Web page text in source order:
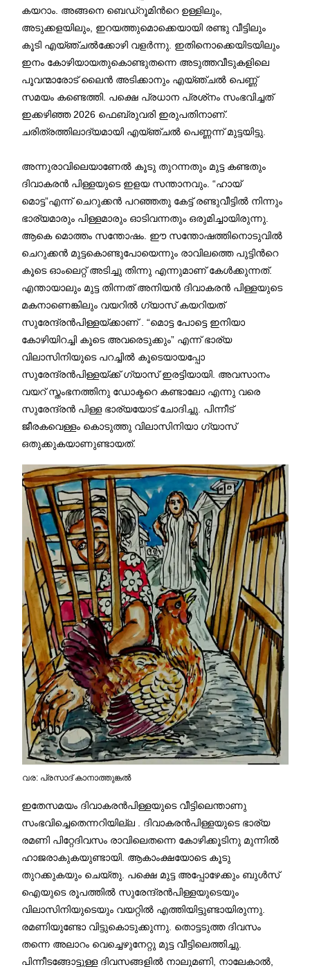
കയറാം. അങ്ങനെ ബെഡ്‌റൂമിന്‍റെ ഉള്ളിലും,
അടുക്കളയിലും, ഇറയത്തുമൊക്കെയായി രണ്ടു വീട്ടിലും
കൂടി എയ്‌ഞ്ചൽക്കോഴി വളർന്നു. ഇതിനൊക്കെയിടയിലും
ഇനം കോഴിയായതുകൊണ്ടുതന്നെ അടുത്തവീടുകളിലെ
പൂവന്മാരോട് ലൈൻ അടിക്കാനും എയ്ഞ്ചൽ പെണ്ണ്
സമയം കണ്ടെത്തി. പക്ഷെ പ്രധാന പ്രശ്‍നം സംഭവിച്ചത്
ഇക്കഴിഞ്ഞ 2026 ഫെബ്രുവരി ഇരുപതിനാണ്.
ചരിത്രത്തിലാദ്യമായി എയ്‌ഞ്ചൽ പെണ്ണന്ന് മുട്ടയിട്ടു.
അന്നുരാവിലെയാണേൽ കൂടു തുറന്നതും മുട്ട കണ്ടതും
ദിവാകരൻ പിള്ളയുടെ ഇളയ സന്താനവും. “ഹായ്
മൊട്ട”എന്ന് ചെറുക്കൻ പറഞ്ഞതു കേട്ട് രണ്ടുവീട്ടിൽ നിന്നും
ഭാര്യമാരും പിള്ളമാരും ഓടിവന്നതും ഒരുമിച്ചായിരുന്നു.
ആകെ മൊത്തം സന്തോഷം. ഈ സന്തോഷത്തിനൊടുവിൽ
ചെറുക്കൻ മുട്ടകൊണ്ടുപോയെന്നും രാവിലത്തെ പുട്ടിന്‍റെ
കൂടെ ഓംലെറ്റ് അടിച്ചു തിന്നു എന്നുമാണ് കേൾക്കുന്നത്.
എന്തായാലും മുട്ട തിന്നത് അനിയൻ ദിവാകരൻ പിള്ളയുടെ
മകനാണെങ്കിലും വയറിൽ ഗ്യാസ് കയറിയത്
സുരേന്ദ്രൻപിള്ളയ്ക്കാണ് . “മൊട്ട പോട്ടെ ഇനിയാ
കോഴിയിറച്ചി കൂടെ അവരെടുക്കും” എന്ന് ഭാര്യ
വിലാസിനിയുടെ പറച്ചിൽ കൂടെയായപ്പോ
സുരേന്ദ്രൻപിള്ളയ്ക്ക് ഗ്യാസ് ഇരട്ടിയായി. അവസാനം
വയറ് സ്തംഭനത്തിനു ഡോക്ടറെ കണ്ടാലോ എന്നു വരെ
സുരേന്ദ്രൻ പിള്ള ഭാര്യയോട് ചോദിച്ചു. പിന്നീട്
ജീരകവെള്ളം കൊടുത്തു വിലാസിനിയാ ഗ്യാസ്
ഒതുക്കുകയാണുണ്ടായത്.
വര: പ്രസാദ്‌ കാനാത്തുങ്കല്‍
ഇതേസമയം ദിവാകരൻപിള്ളയുടെ വീട്ടിലെന്താണു
സംഭവിച്ചെതെന്നറിയില്ല . ദിവാകരൻപിള്ളയുടെ ഭാര്യ
രമണി പിറ്റേദിവസം രാവിലെതന്നെ കോഴിക്കൂടിനു മുന്നിൽ
ഹാജരാകുകയുണ്ടായി. ആകാംക്ഷയോടെ കൂടു
തുറക്കുകയും ചെയ്തു. പക്ഷെ മുട്ട അപ്പോഴേക്കും ബുൾസ്‌
ഐയുടെ രൂപത്തിൽ സുരേന്ദ്രൻപിള്ളയുടെയും
വിലാസിനിയുടെയും വയറ്റിൽ എത്തിയിട്ടുണ്ടായിരുന്നു.
രമണിയുണ്ടോ വിട്ടുകൊടുക്കുന്നു. തൊട്ടടുത്ത ദിവസം
തന്നെ അലാറം വെച്ചെഴുനേറ്റു മുട്ട വീട്ടിലെത്തിച്ചു.
പിന്നീടങ്ങോട്ടുള്ള ദിവസങ്ങളിൽ നാലുമണി, നാലേകാൽ,